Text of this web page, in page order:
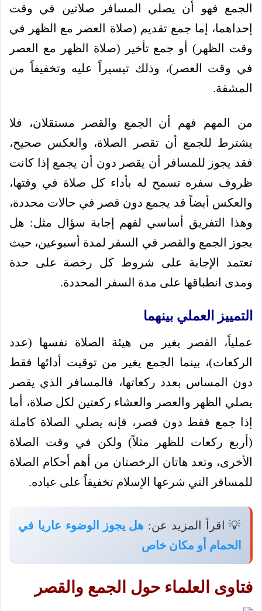
الجمع فهو أن يصلي المسافر صلاتين في وقت
إحداهما، إما جمع تقديم (صلاة العصر مع الظهر في
وقت الظهر) أو جمع تأخير (صلاة الظهر مع العصر
في وقت العصر)، وذلك تيسيراً عليه وتخفيفاً من
المشقة.
من المهم فهم أن الجمع والقصر مستقلان، فلا
يشترط للجمع أن تقصر الصلاة، والعكس صحيح،
فقد يجوز للمسافر أن يقصر دون أن يجمع إذا كانت
ظروف سفره تسمح له بأداء كل صلاة في وقتها،
والعكس أيضاً قد يجمع دون قصر في حالات محددة،
وهذا التفريق أساسي لفهم إجابة سؤال مثل: هل
يجوز الجمع والقصر في السفر لمدة أسبوعين، حيث
تعتمد الإجابة على شروط كل رخصة على حدة
ومدى انطباقها على مدة السفر المحددة.
التمييز العملي بينهما
عملياً، القصر يغير من هيئة الصلاة نفسها (عدد
الركعات)، بينما الجمع يغير من توقيت أدائها فقط
دون المساس بعدد ركعاتها، فالمسافر الذي يقصر
يصلي الظهر والعصر والعشاء ركعتين لكل صلاة، أما
إذا جمع فقط دون قصر، فإنه يصلي الصلاة كاملة
(أربع ركعات للظهر مثلاً) ولكن في وقت الصلاة
الأخرى، وتعد هاتان الرخصتان من أهم أحكام الصلاة
للمسافر التي شرعها الإسلام تخفيفاً على عباده.
💡 اقرأ المزيد عن: هل يجوز الوضوء عاريا في
الحمام أو مكان خاص
فتاوى العلماء حول الجمع والقصر